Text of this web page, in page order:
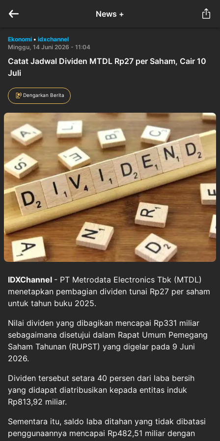
News +
Ekonomi • idxchannel
Minggu, 14 Juni 2026 - 11:04
Catat Jadwal Dividen MTDL Rp27 per Saham, Cair 10
Juli
Dengarkan Berita
IDXChannel - PT Metrodata Electronics Tbk (MTDL)
menetapkan pembagian dividen tunai Rp27 per saham
untuk tahun buku 2025.
Nilai dividen yang dibagikan mencapai Rp331 miliar
sebagaimana disetujui dalam Rapat Umum Pemegang
Saham Tahunan (RUPST) yang digelar pada 9 Juni
2026.
Dividen tersebut setara 40 persen dari laba bersih
yang didapat diatribusikan kepada entitas induk
Rp813,92 miliar.
Sementara itu, saldo laba ditahan yang tidak dibatasi
penggunaannya mencapai Rp482,51 miliar dengan